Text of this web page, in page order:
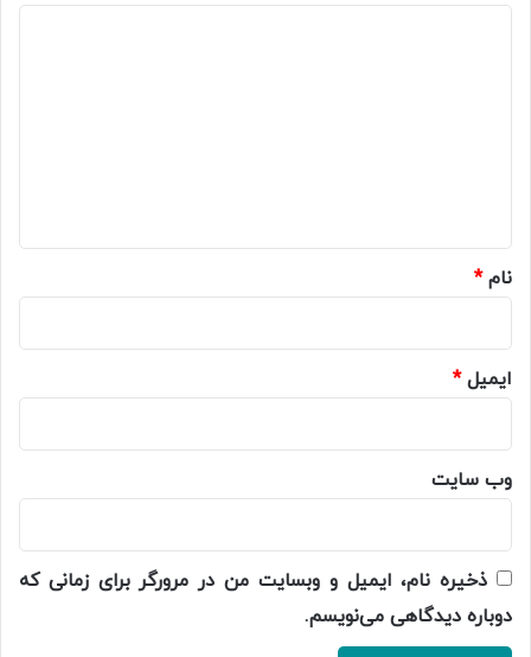
نام*
ایمیل*
وب‌ سایت
ذخیره نام، ایمیل و وبسایت من در مرورگر برای زمانی که
دوباره دیدگاهی می‌نویسم.